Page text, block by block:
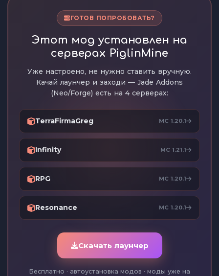
ГОТОВ ПОПРОБОВАТЬ?
Этот мод установлен на
серверах PiglinMine
Уже настроено, не нужно ставить вручную.
Качай лаунчер и заходи — Jade Addons
(Neo/Forge) есть на 4 серверах:
TerraFirmaGreg MC 1.20.1
Infinity MC 1.21.1
RPG MC 1.20.1
Resonance MC 1.20.1
Скачать лаунчер
Бесплатно · автоустановка модов · моды уже на